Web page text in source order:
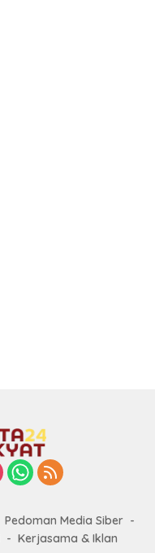
Pedoman Media Siber
Kerjasama & Iklan